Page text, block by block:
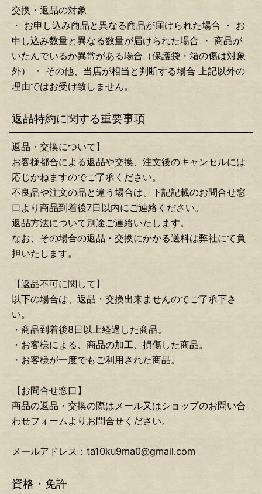
交換・返品の対象
・ お申し込み商品と異なる商品が届けられた場合 ・ お
申し込み数量と異なる数量が届けられた場合 ・ 商品が
いたんでいるか異常がある場合（保護袋・箱の傷は対象
外） ・ その他、当店が相当と判断する場合 上記以外の
理由ではお受け致しません。
返品特約に関する重要事項
返品・交換について】
お客様都合による返品や交換、注文後のキャンセルには
応じかねますのでご了承ください。
不良品や注文の品と違う場合は、下記記載のお問合せ窓
口より商品到着後7日以内にご連絡ください。
返品方法について別途ご連絡いたします。
なお、その場合の返品・交換にかかる送料は弊社にて負
担いたします。
【返品不可に関して】
以下の場合は、返品・交換出来ませんのでご了承下さ
い。
・商品到着後8日以上経過した商品。
・お客様による、商品の加工、損傷した商品。
・お客様が一度でもご利用された商品。
【お問合せ窓口】
商品の返品・交換の際はメール又はショップのお問い合
わせフォームよりお問合せください。
メールアドレス：ta10ku9ma0@gmail.com
資格・免許